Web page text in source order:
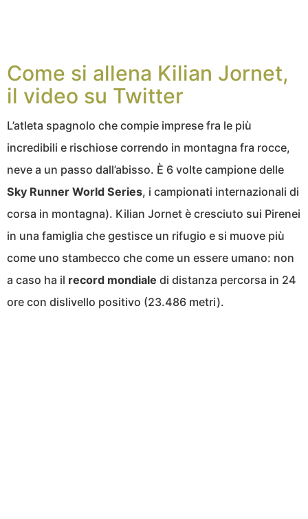
Come si allena Kilian Jornet,
il video su Twitter
L’atleta spagnolo che compie imprese fra le più
incredibili e rischiose correndo in montagna fra rocce,
neve a un passo dall’abisso. È 6 volte campione delle
Sky Runner World Series, i campionati internazionali di
corsa in montagna). Kilian Jornet è cresciuto sui Pirenei
in una famiglia che gestisce un rifugio e si muove più
come uno stambecco che come un essere umano: non
a caso ha il record mondiale di distanza percorsa in 24
ore con dislivello positivo (23.486 metri).